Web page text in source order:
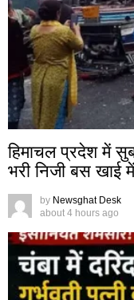
हिमाचल प्रदेश में
भरी निजी बस खाई
by Newsghat Desk
about 4 hours ago